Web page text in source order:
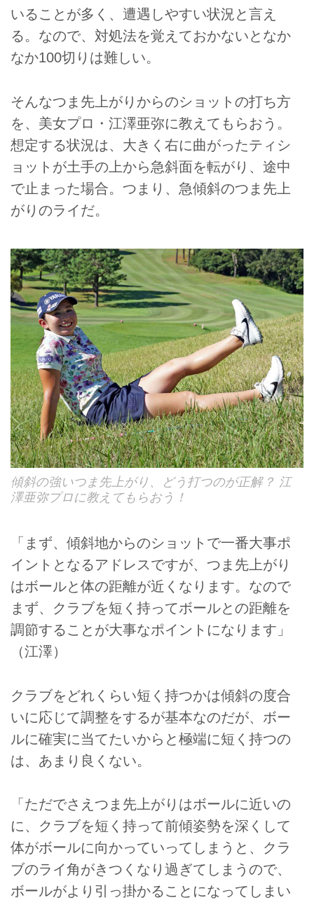
いることが多く、遭遇しやすい状況と言え
る。なので、対処法を覚えておかないとなか
なか100切りは難しい。
そんなつま先上がりからのショットの打ち方
を、美女プロ・江澤亜弥に教えてもらおう。
想定する状況は、大きく右に曲がったティシ
ョットが土手の上から急斜面を転がり、途中
で止まった場合。つまり、急傾斜のつま先上
がりのライだ。
傾斜の強いつま先上がり、どう打つのが正解？ 江
澤亜弥プロに教えてもらおう！
「まず、傾斜地からのショットで一番大事ポ
イントとなるアドレスですが、つま先上がり
はボールと体の距離が近くなります。なので
まず、クラブを短く持ってボールとの距離を
調節することが大事なポイントになります」
（江澤）
クラブをどれくらい短く持つかは傾斜の度合
いに応じて調整をするが基本なのだが、ボー
ルに確実に当てたいからと極端に短く持つの
は、あまり良くない。
「ただでさえつま先上がりはボールに近いの
に、クラブを短く持って前傾姿勢を深くして
体がボールに向かっていってしまうと、クラ
ブのライ角がきつくなり過ぎてしまうので、
ボールがより引っ掛かることになってしまい